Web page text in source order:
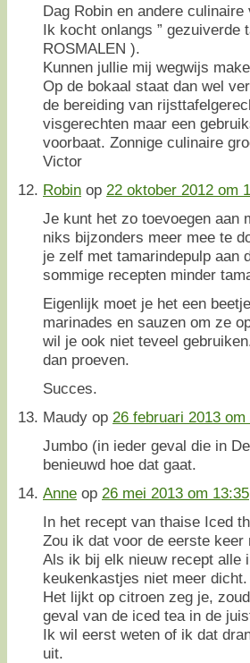
Dag Robin en andere culinaire
Ik kocht onlangs ” gezuiverde
ROSMALEN ).
Kunnen jullie mij wegwijs
Op de bokaal staat dan wel
de bereiding van
visgerechten maar een
voorbaat. Zonnige culinaire
Victor
Robin op 22 oktober 2012 om
Je kunt het zo toevoegen aan
niks bijzonders meer mee te
je zelf met tamarindepulp aan
sommige recepten minder
Eigenlijk moet je het een
marinades en sauzen om ze
wil je ook niet teveel
dan proeven.
Succes.
Maudy op 26 februari 2013 om
Jumbo (in ieder geval die in
benieuwd hoe dat gaat.
Anne op 26 mei 2013 om 13:35
In het recept van thaise Iced
Zou ik dat voor de eerste
Als ik bij elk nieuw recept alle
keukenkastjes niet meer dicht.
Het lijkt op citroen zeg je,
geval van de iced tea in de
Ik wil eerst weten of ik dat
uit.